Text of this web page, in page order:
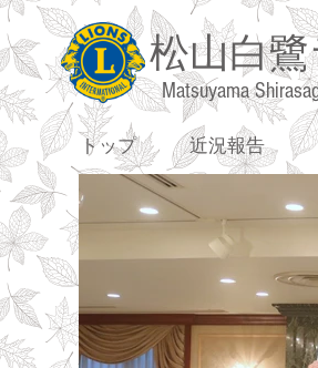
松山白
Matsuyama
トップ 近況報告